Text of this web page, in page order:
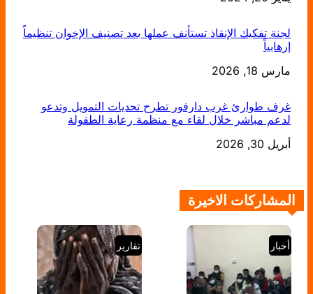
لجنة تفكيك الإنقاذ تستأنف عملها بعد تصنيف الإخوان تنظيماً
إرهابياً
التاريخ
مارس 18, 2026
غرف طوارئ غرب دارفور تطرح تحديات التمويل وتدعو
لدعم مباشر خلال لقاء مع منظمة رعاية الطفولة
التاريخ
أبريل 30, 2026
المشاركات الاخيرة
أخبار تقارير